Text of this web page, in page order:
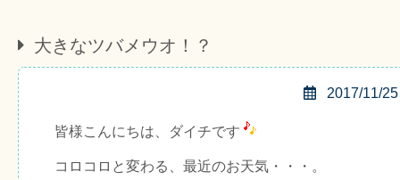
大きなツバメウオ！？
2017/11/25
皆様こんにちは、ダイチです
コロコロと変わる、最近のお天気・・・。